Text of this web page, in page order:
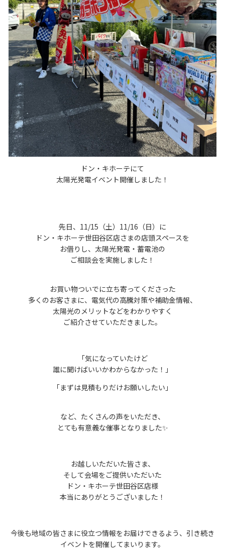
ドン・キホーテにて
太陽光発電イベント開催しました！
先日、11/15（土）11/16（日）に
ドン・キホーテ世田谷区店さまの店頭スペースを
お借りし、太陽光発電・蓄電池の
ご相談会を実施しました！
お買い物ついでに立ち寄ってくださった
多くのお客さまに、電気代の高騰対策や補助金情報、
太陽光のメリットなどをわかりやすく
ご紹介させていただきました。
「気になっていたけど
誰に聞けばいいかわからなかった！」
「まずは見積もりだけお願いしたい」
など、たくさんの声をいただき、
とても有意義な催事となりました✨
お越しいただいた皆さま、
そして会場をご提供いただいた
ドン・キホーテ世田谷区店様
本当にありがとうございました！
今後も地域の皆さまに役立つ情報をお届けできるよう、引き続き
イベントを開催してまいります。